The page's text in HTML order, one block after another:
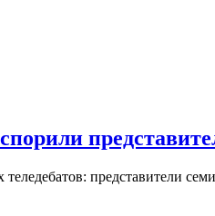
представители